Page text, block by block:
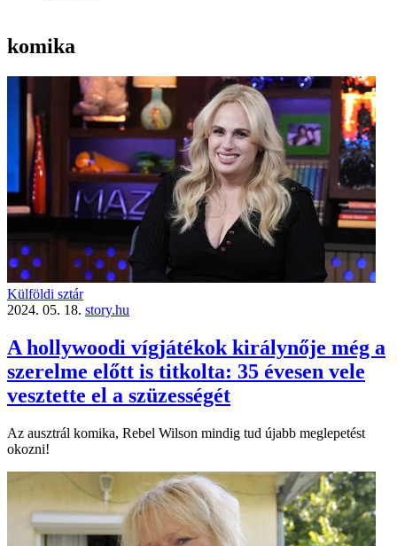
komika
Külföldi sztár
2024. 05. 18. story.hu
A hollywoodi vígjátékok királynője még a
szerelme előtt is titkolta: 35 évesen vele
vesztette el a szüzességét
Az ausztrál komika, Rebel Wilson mindig tud újabb meglepetést
okozni!